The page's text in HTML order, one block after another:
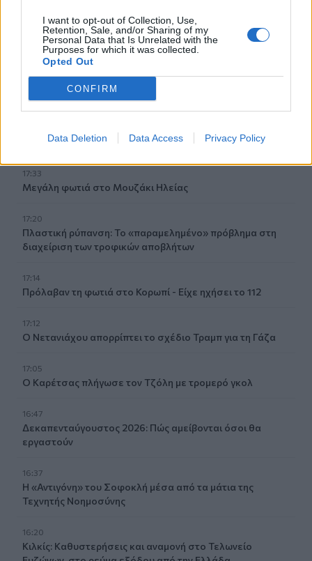
I want to opt-out of Collection, Use,
Retention, Sale, and/or Sharing of my
Personal Data that Is Unrelated with the
Purposes for which it was collected.
Opted Out
CONFIRM
Data Deletion Data Access Privacy Policy
προσγειώθηκε δίπλα σε λουόμενους στη Μήλο
Κρίσιμες ελλείψεις αίματος - Έκκληση της ΕΟΘΑ για
αιμοδοσία
17:34
δεν είναι παροχολογική»
17:33
Μεγάλη φωτιά στο Μουζάκι Ηλείας
17:20
Πλαστική ρύπανση: Το «παραμελημένο» πρόβλημα στη
διαχείριση των τροφικών αποβλήτων
17:14
Πρόλαβαν τη φωτιά στο Κορωπί - Είχε ηχήσει το 112
17:12
Ο Νετανιάχου απορρίπτει το σχέδιο Τραμπ για τη Γάζα
17:05
Ο Καρέτσας πλήγωσε τον Τζόλη με τρομερό γκολ
16:47
Δεκαπενταύγουστος 2026: Πώς αμείβονται όσοι θα
εργαστούν
16:37
Η «Αντιγόνη» του Σοφοκλή μέσα από τα μάτια της
Τεχνητής Νοημοσύνης
16:20
Κιλκίς: Καθυστερήσεις και αναμονή στο Τελωνείο